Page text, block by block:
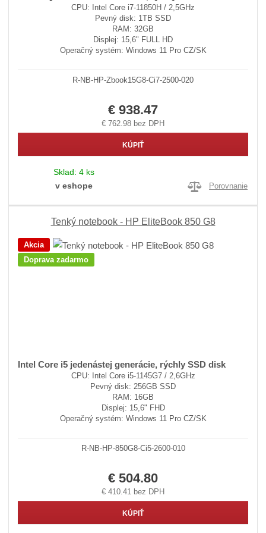
CPU: Intel Core i7-11850H / 2,5GHz
Pevný disk: 1TB SSD
RAM: 32GB
Displej: 15,6" FULL HD
Operačný systém: Windows 11 Pro CZ/SK
R-NB-HP-Zbook15G8-Ci7-2500-020
€ 938.47
€ 762.98 bez DPH
KÚPIŤ
Sklad: 4 ks
v eshope
Porovnanie
Tenký notebook - HP EliteBook 850 G8
Akcia
Doprava zadarmo
Intel Core i5 jedenástej generácie, rýchly SSD disk
CPU: Intel Core i5-1145G7 / 2,6GHz
Pevný disk: 256GB SSD
RAM: 16GB
Displej: 15,6" FHD
Operačný systém: Windows 11 Pro CZ/SK
R-NB-HP-850G8-Ci5-2600-010
€ 504.80
€ 410.41 bez DPH
KÚPIŤ